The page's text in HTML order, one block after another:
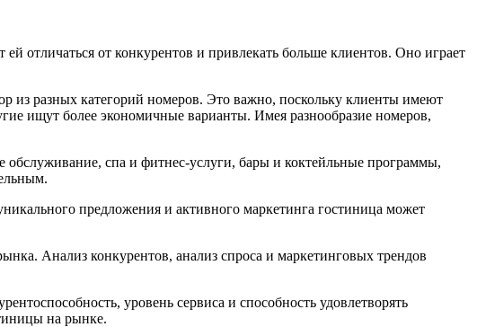
отличаться от конкурентов и привлекать больше клиентов. Оно играет
из разных категорий номеров. Это важно, поскольку клиенты имеют
ищут более экономичные варианты. Имея разнообразие номеров,
обслуживание, спа и фитнес-услуги, бары и коктейльные программы,
предложения и активного маркетинга гостиница может
Анализ конкурентов, анализ спроса и маркетинговых трендов
уровень сервиса и способность удовлетворять
на рынке.